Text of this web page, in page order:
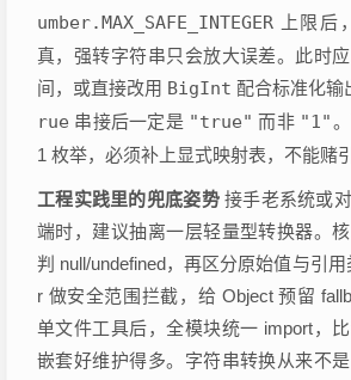
umber.MAX_SAFE_INTEGER 上限后
真，强转字符串只会放大误差。此时
间，或直接改用 BigInt 配合标准化输
rue 串接后一定是 "true" 而非 "1"
1 枚举，必须补上显式映射表，不能赌
工程实践里的兜底姿势接手老系统或
端时，建议抽离一层轻量型转换器。
判 null/undefined，再区分原始值与引
r 做安全范围拦截，给 Object 预留
单文件工具后，全模块统一 import，
嵌套好维护得多。字符串转换从来不是